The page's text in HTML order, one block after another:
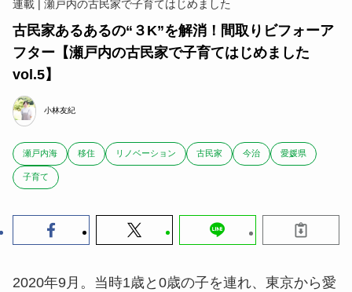
連載 | 瀬戸内の古民家で子育てはじめました
古民家あるあるの“３K”を解消！間取りビフォーア
フター【瀬戸内の古民家で子育てはじめました
vol.5】
小林友紀
瀬戸内海 移住 リノベーション 古民家 今治 愛媛県
子育て
2020年9月。当時1歳と0歳の子を連れ、東京から愛